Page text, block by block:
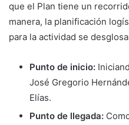
que el Plan tiene un
manera, la planificación
para la actividad se
Punto de inicio:
José Gregorio
Elías.
Punto de llegada: